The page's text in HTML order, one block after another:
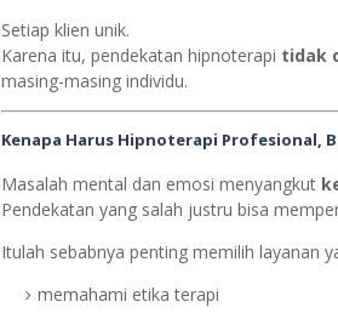
Setiap klien unik.
Karena itu, pendekatan hipnoterapi tidak
masing-masing individu.
Kenapa Harus Hipnoterapi Profesional,
Masalah mental dan emosi menyangkut
Pendekatan yang salah justru bisa
Itulah sebabnya penting memilih layanan
memahami etika terapi